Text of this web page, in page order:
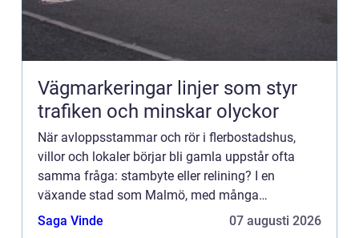
Vägmarkeringar linjer som styr
trafiken och minskar olyckor
När avloppsstammar och rör i flerbostadshus,
villor och lokaler börjar bli gamla uppstår ofta
samma fråga: stambyte eller relining? I en
växande stad som Malmö, med många
fastigheter från 19501970-tale...
Saga Vinde 07 augusti 2026